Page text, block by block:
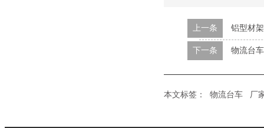
上一条 铝型材
下一条 物流台
本文标签： 物流台车 厂